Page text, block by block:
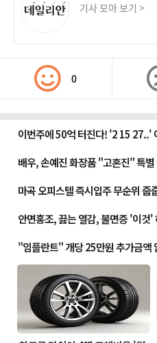
기사 모아 보기 >
0